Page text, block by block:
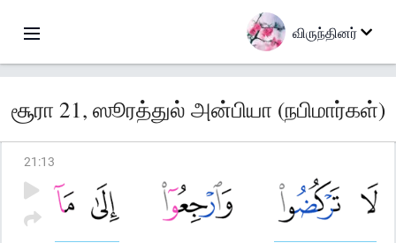
விருந்தினர்
சூரா 21, ஸூரத்துல் அன்பியா (நபிமார்கள்)
21 :13